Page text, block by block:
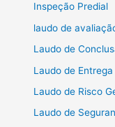
Inspeção Predial
laudo de
Laudo de
Laudo de
Laudo de Risco
Laudo de